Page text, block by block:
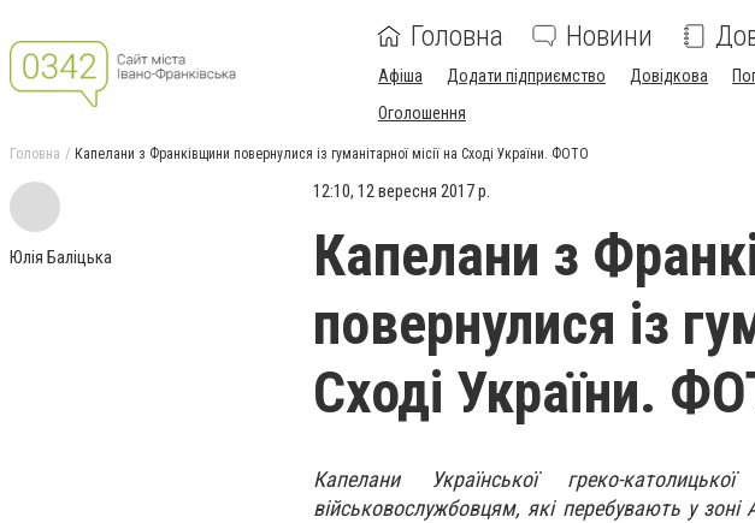
Головна Новини
Афіша Додати підприємство Довідкова
Оголошення
Головна Капелани з Франківщини повернулися із гуманітарної місії на Сході України. ФОТО
Юлія Баліцька
12:10, 12 вересня 2017 р.
Капелани з
повернулися із
Сході України.
Капелани Української греко-
військовослужбовцям, які перебувають у